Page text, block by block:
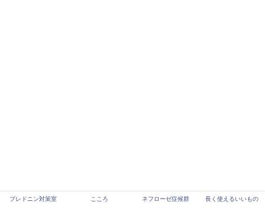
プレドニン対策室 こころ ネフローゼ症候群 長く使えるいいもの